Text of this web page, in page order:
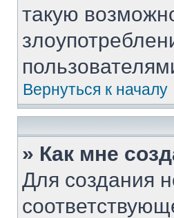
такую
Вернуться к началу
» Как мне
Для создания